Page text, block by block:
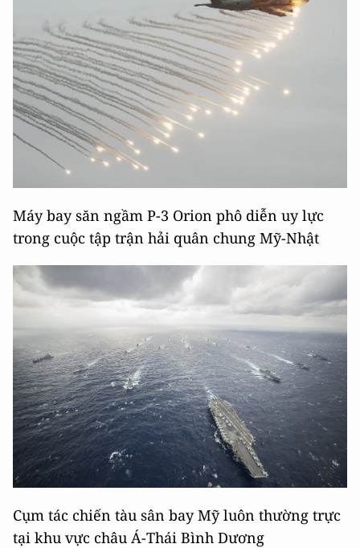
Máy bay săn ngầm P-3 Orion phô diễn uy lực
trong cuộc tập trận hải quân chung Mỹ-Nhật
Cụm tác chiến tàu sân bay Mỹ luôn thường trực
tại khu vực châu Á-Thái Bình Dương